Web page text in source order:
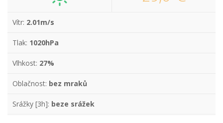
Vítr: 2.01m/s
Tlak: 1020hPa
Vlhkost: 27%
Oblačnost: bez mraků
Srážky [3h]: beze srážek